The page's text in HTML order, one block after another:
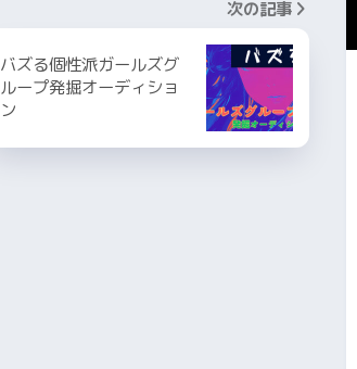
次の記事
バズる個性派ガールズグ
ループ発掘オーディショ
ン